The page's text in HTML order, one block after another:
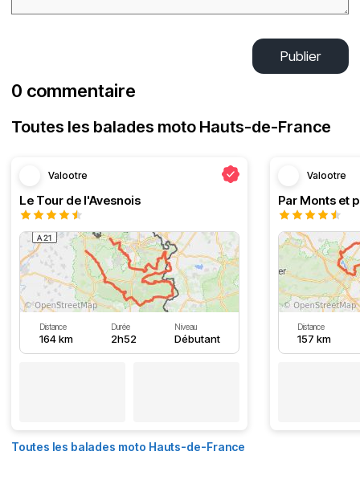
Publier
0 commentaire
Toutes les balades moto Hauts-de-France
Valootre
Le Tour de l'Avesnois
Distance
164 km
Durée
2h52
Niveau
Débutant
Valootre
Par Monts et
Distance
157 km
Toutes les balades moto Hauts-de-France